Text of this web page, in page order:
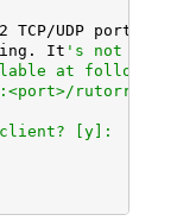
TCP/UDP ports
It 's not
at following
rutorrent
client? [y]: